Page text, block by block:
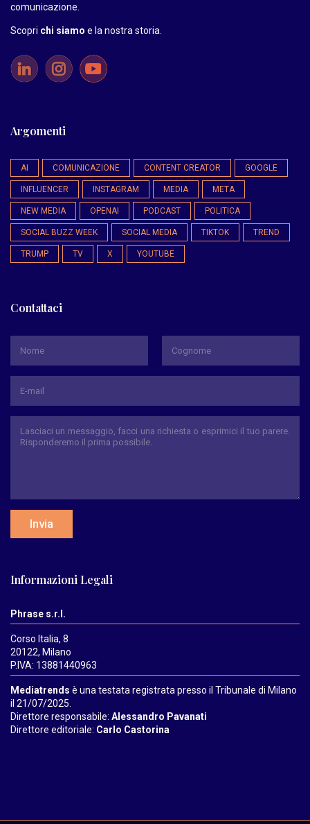
comunicazione.
Scopri chi siamo e la nostra storia
Argomenti
AI COMUNICAZIONE CONTENT CREATOR GOOGLE
INFLUENCER INSTAGRAM MEDIA META
NEW MEDIA OPENAI PODCAST POLITICA
SOCIAL BUZZ WEEK SOCIAL MEDIA TIKTOK TREND
TRUMP TV X YOUTUBE
Contattaci
Invia
Informazioni Legali
Phrase s.r.l.
Corso Italia, 8
20122, Milano
P.IVA: 13881440963
Mediatrends è una testata registrata presso il Tribunale di Milano
il 21/07/2025.
Direttore responsabile: Alessandro Pavanati
Direttore editoriale: Carlo Castorina